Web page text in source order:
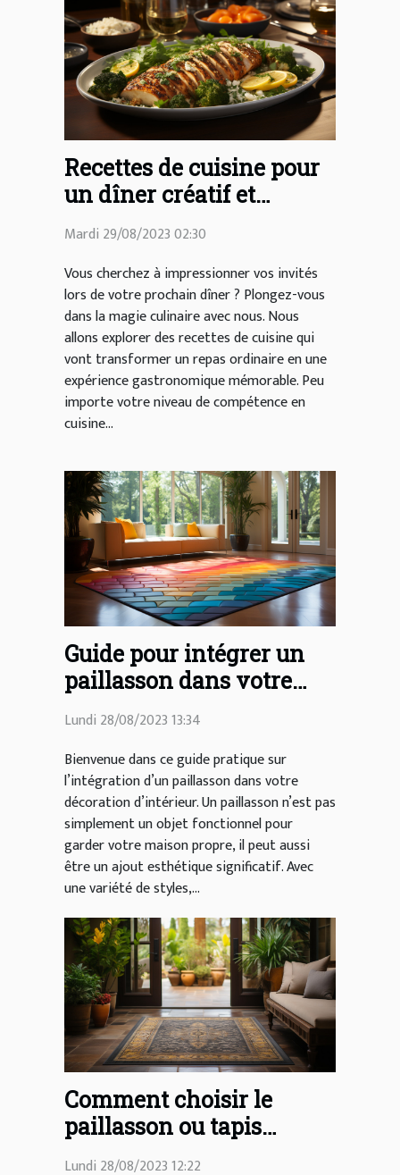
Recettes de cuisine pour
un dîner créatif et
délicieux
Mardi 29/08/2023 02:30
Vous cherchez à impressionner vos invités
lors de votre prochain dîner ? Plongez-vous
dans la magie culinaire avec nous. Nous
allons explorer des recettes de cuisine qui
vont transformer un repas ordinaire en une
expérience gastronomique mémorable. Peu
importe votre niveau de compétence en
cuisine...
Guide pour intégrer un
paillasson dans votre
décoration d'intérieur
Lundi 28/08/2023 13:34
Bienvenue dans ce guide pratique sur
l’intégration d’un paillasson dans votre
décoration d’intérieur. Un paillasson n’est pas
simplement un objet fonctionnel pour
garder votre maison propre, il peut aussi
être un ajout esthétique significatif. Avec
une variété de styles,...
Comment choisir le
paillasson ou tapis
d'entrée idéal pour votre
Lundi 28/08/2023 12:22